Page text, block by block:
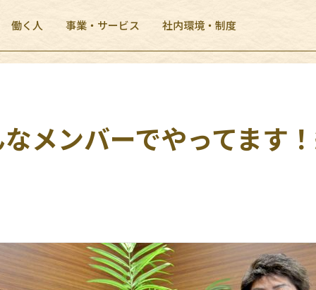
働く人 事業・サービス 社内環境・制度
メンバーでやってます